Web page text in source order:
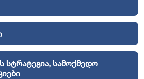
სტრატეგია, სამოქმედო